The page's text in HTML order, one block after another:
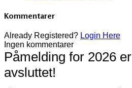
Kommentarer
Already Registered? Login Here
Ingen kommentarer
Påmelding for 2026 er
avsluttet!